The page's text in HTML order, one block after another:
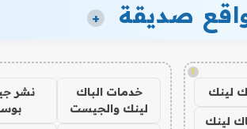
صديقة +
!
لينك
لينك
خدمات الباك
لينك والجيست
نشر